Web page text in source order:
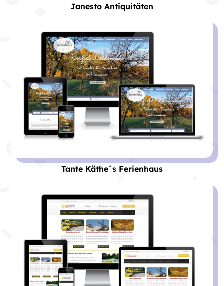
Janesto Antiquitäten
Tante Käthe´s Ferienhaus